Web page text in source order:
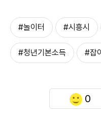
#놀이터 #시흥시
#청년기본소득 #잡
0